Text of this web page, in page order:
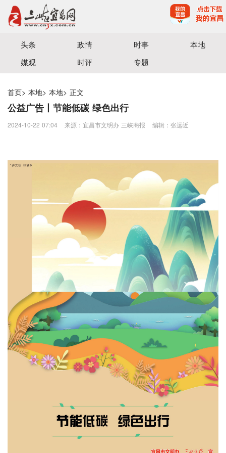
宜昌三峡融媒体中心主办
头条 政情 时事
本地
媒观
时评 专题
首页> 本地> 本地> 正文
公益广告丨节能低碳 绿色出行
2024-10-22 07:04 来源：宜昌市文明办 三峡商报 编辑：张远近